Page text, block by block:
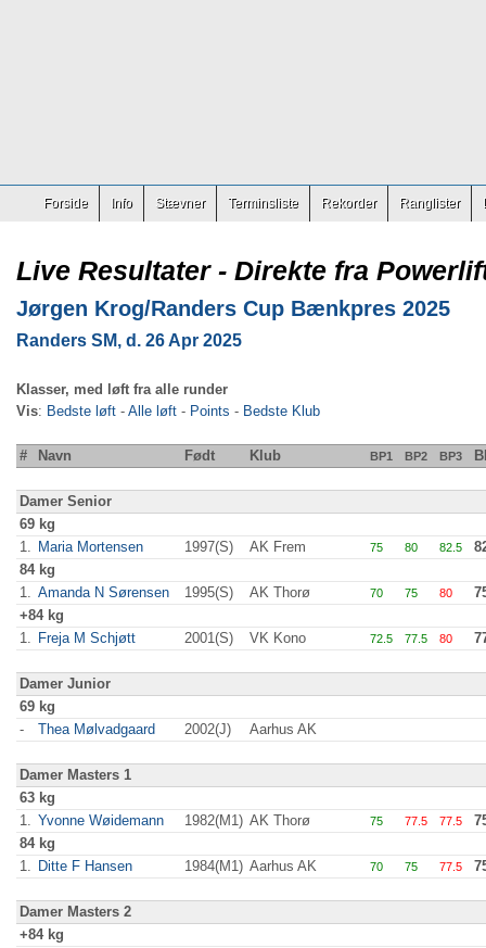
Forside Info Stævner Terminsliste Rekorder Ranglister
Live Resultater - Direkte fra
Jørgen Krog/Randers Cup Bænkpres 2025
Randers SM, d. 26 Apr 2025
Klasser, med løft fra alle runder
Vis: Bedste løft - Alle løft - Points - Bedste Klub
# Navn Født Klub BP1 BP2 BP3
Damer Senior
69 kg
1. Maria Mortensen 1997(S) AK Frem 75 80 82.5
84 kg
1. Amanda N Sørensen 1995(S) AK Thorø 70 75 80
+84 kg
1. Freja M Schjøtt 2001(S) VK Kono 72.5 77.5 80
Damer Junior
69 kg
-
Thea Mølvadgaard 2002(J) Aarhus AK
Damer Masters 1
63 kg
1. Yvonne Wøidemann 1982(M1) AK Thorø 75 77.5 77.5
84 kg
1. Ditte F Hansen 1984(M1) Aarhus AK 70 75 77.5
Damer Masters 2
+84 kg